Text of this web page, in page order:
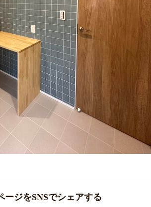
ージをSNSでシェアする